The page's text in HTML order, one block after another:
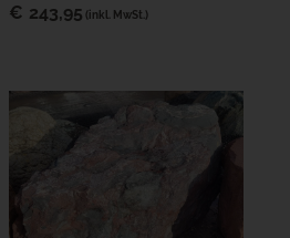
€ 243,95 (inkl. MwSt.)